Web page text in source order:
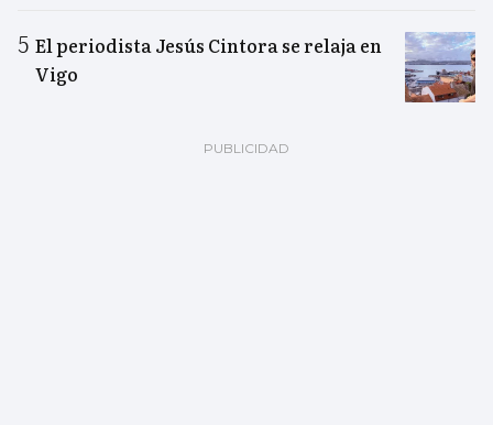
El periodista Jesús Cintora se relaja en
Vigo